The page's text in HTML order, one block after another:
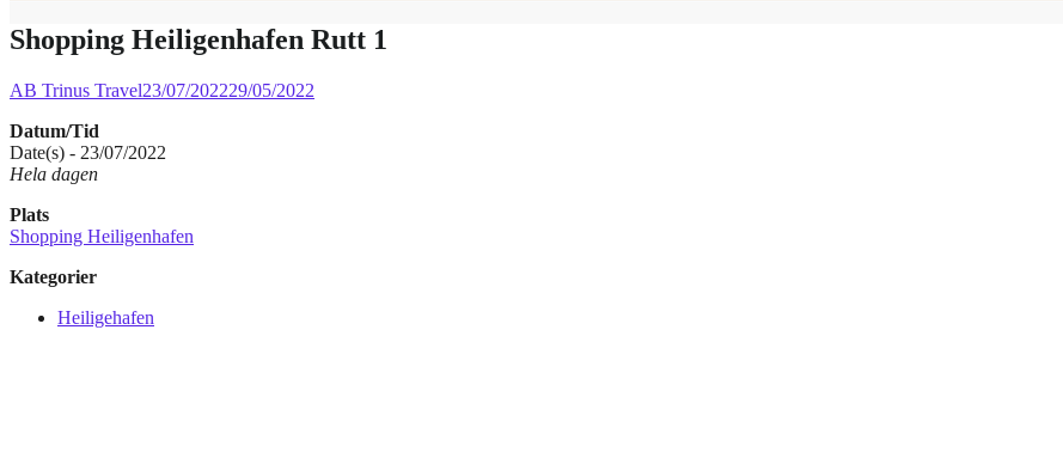
Shopping Heiligenhafen Rutt 1
AB Trinus Travel23/07/202229/05/2022
Datum/Tid
Date(s) - 23/07/2022
Hela dagen
Plats
Shopping Heiligenhafen
Kategorier
Heiligehafen